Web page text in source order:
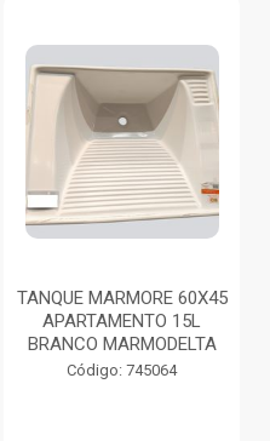
TANQUE MARMORE 60X45
APARTAMENTO 15L
BRANCO MARMODELTA
Código: 745064